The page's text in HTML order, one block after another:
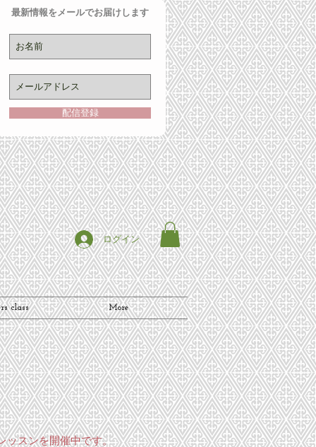
最新情報をメールでお届けします
配信登録
ログイン
class More
ッスンを開催中です。